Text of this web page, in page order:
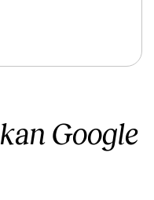
kan Google